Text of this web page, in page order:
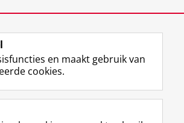
de RUG
F
a
L
i
R
S
I
n
Y
o
en maakt gebruik van
cookies.